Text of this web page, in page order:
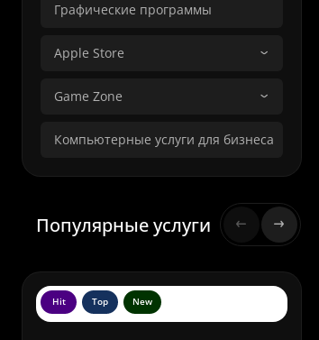
Графические программы
Apple Store
Game Zone
Компьютерные услуги для бизнеса
Популярные услуги
Hit Top New